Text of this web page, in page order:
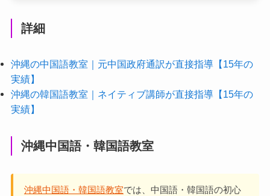
詳細
沖縄の中国語教室｜元中国政府通訳が直接指導【15年の
実績】
沖縄の韓国語教室｜ネイティブ講師が直接指導【15年の
実績】
沖縄中国語・韓国語教室
沖縄中国語・韓国語教室では、中国語・韓国語の初心